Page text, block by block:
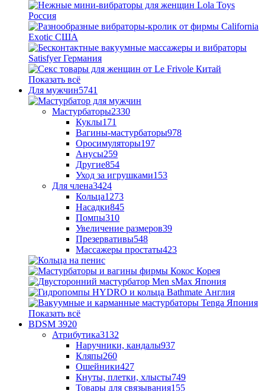
Показать всё
Для мужчин5741
Мастурбаторы2330
Куклы171
Вагины-мастурбаторы978
Оросимуляторы197
Анусы259
Другие854
Уход за игрушками153
Для члена3424
Кольца1273
Насадки845
Помпы310
Увеличение размеров39
Презервативы548
Массажеры простаты423
Показать всё
BDSM 3920
Атрибутика3132
Наручники, кандалы937
Кляпы260
Ошейники427
Кнуты, плетки, хлысты749
Товары для связывания155